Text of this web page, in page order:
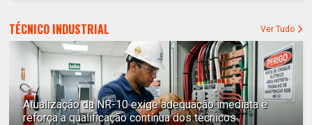
TÉCNICO INDUSTRIAL Ver Tudo
Atualização da NR-10 exige adequação imediata e
reforça a qualificação contínua dos técnicos